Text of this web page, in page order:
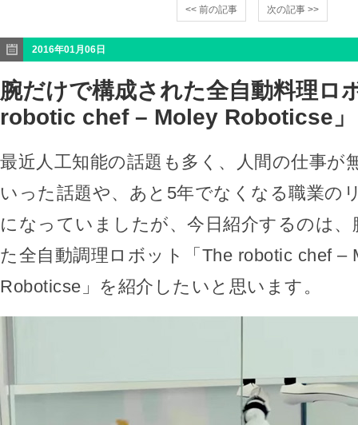
<< 前の記事 次の記事 >>
2016年01月06日
腕だけで構成された全自動料理ロ
robotic chef – Moley Roboticse」
最近人工知能の話題も多く、人間の仕事が
いった話題や、あと5年でなくなる職業の
になっていましたが、今日紹介するのは
た全自動調理ロボット「The robotic chef –
Roboticse」を紹介したいと思います。